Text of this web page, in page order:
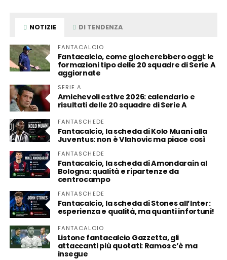
NOTIZIE DI TENDENZA
FANTACALCIO
Fantacalcio, come giocherebbero oggi: le
formazioni tipo delle 20 squadre di Serie A
aggiornate
SERIE A
Amichevoli estive 2026: calendario e
risultati delle 20 squadre di Serie A
FANTASCHEDE
Fantacalcio, la scheda di Kolo Muani alla
Juventus: non è Vlahovic ma piace così
FANTASCHEDE
Fantacalcio, la scheda di Amondarain al
Bologna: qualità e ripartenze da
centrocampo
FANTASCHEDE
Fantacalcio, la scheda di Stones all’Inter:
esperienza e qualità, ma quanti infortuni!
FANTACALCIO
Listone fantacalcio Gazzetta, gli
attaccanti più quotati: Ramos c’è ma
insegue